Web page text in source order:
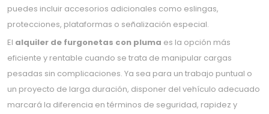
puedes incluir accesorios adicionales como eslingas,
protecciones, plataformas o señalización especial.
El alquiler de furgonetas con pluma es la opción más
eficiente y rentable cuando se trata de manipular cargas
pesadas sin complicaciones. Ya sea para un trabajo puntual o
un proyecto de larga duración, disponer del vehículo adecuado
marcará la diferencia en términos de seguridad, rapidez y